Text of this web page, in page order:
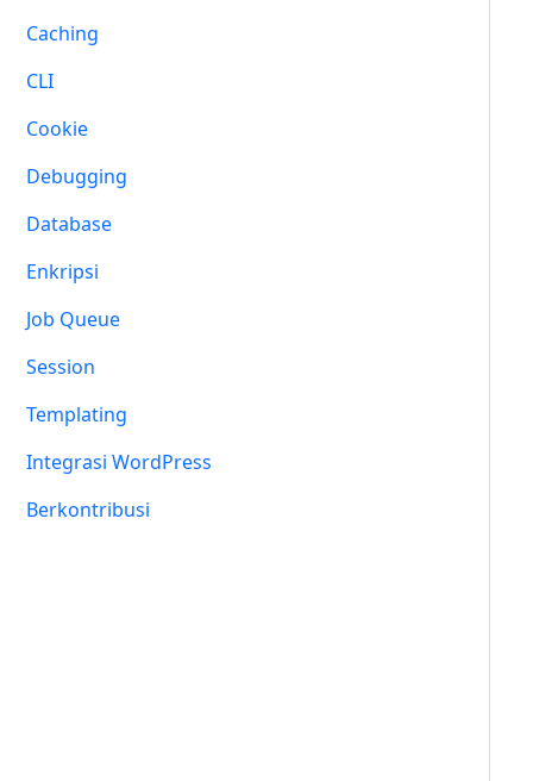
Caching
CLI
Cookie
Debugging
Database
Enkripsi
Job Queue
Session
Templating
Integrasi WordPress
Berkontribusi